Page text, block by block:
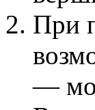
При
—